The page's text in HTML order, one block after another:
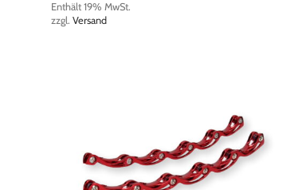
Enthält 19% MwSt.
zzgl. Versand